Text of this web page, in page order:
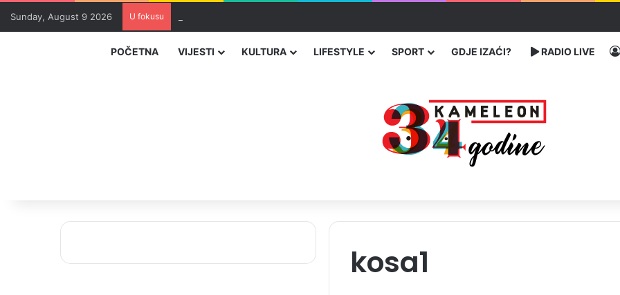
Sunday, August 9 2026 U fokusu
POČETNA VIJESTI KULTURA LIFESTYLE SPORT GDJE IZAĆI? RADIO LIVE
kosa1